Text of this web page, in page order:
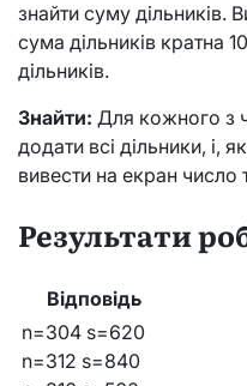
знайти суму дільників.
сума дільників кратна
дільників.
Знайти: Для кожного з
додати всі дільники, і,
вивести на екран число
Результати
Відповідь
n=304 s=620
n=312 s=840